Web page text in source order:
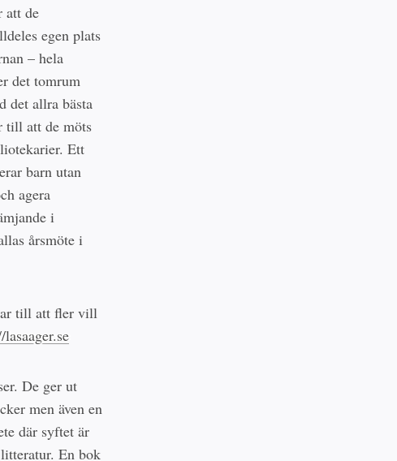
att de
egen plats
– hela
det tomrum
det allra bästa
till att de möts
Ett
barn utan
agera
i
årsmöte i
till att fler vill
De ger ut
men även en
där syftet är
En bok